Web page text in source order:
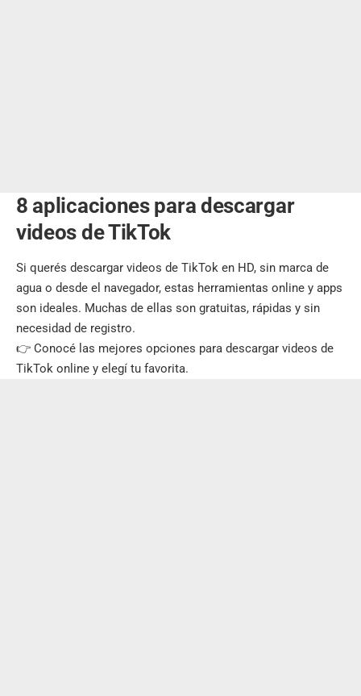
8 aplicaciones para descargar
videos de TikTok
Si querés descargar videos de TikTok en HD, sin marca de
agua o desde el navegador, estas herramientas online y apps
son ideales. Muchas de ellas son gratuitas, rápidas y sin
necesidad de registro.
👉 Conocé las mejores opciones para descargar videos de
TikTok online y elegí tu favorita.